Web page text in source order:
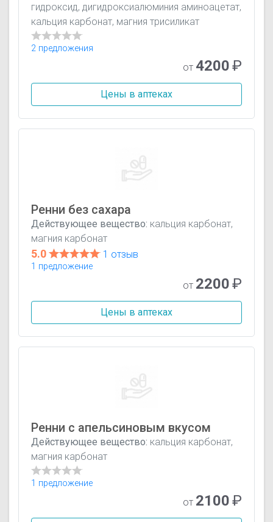
гидроксид, дигидроксиалюминия аминоацетат,
кальция карбонат, магния трисиликат
2 предложения
от 4200₽
Цены в аптеках
Ренни без сахара
Действующее вещество: кальция карбонат,
магния карбонат
5.0 1 отзыв
1 предложение
от 2200₽
Цены в аптеках
Ренни с апельсиновым вкусом
Действующее вещество: кальция карбонат,
магния карбонат
1 предложение
от 2100₽